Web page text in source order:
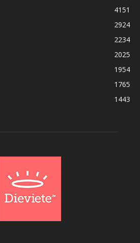
4151
2924
2234
2025
1954
1765
1443